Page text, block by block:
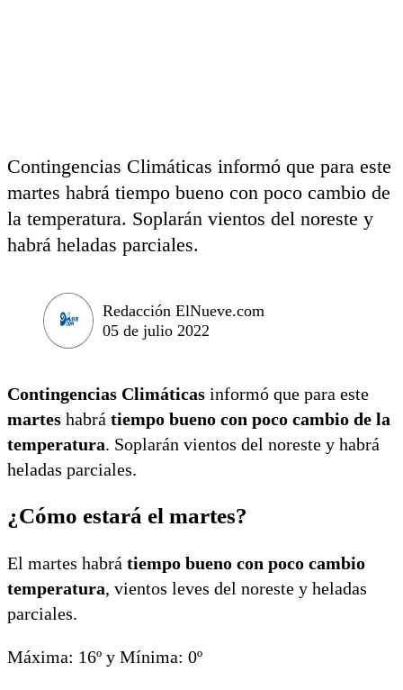
Contingencias Climáticas informó que para este
martes habrá tiempo bueno con poco cambio de
la temperatura. Soplarán vientos del noreste y
habrá heladas parciales.
Redacción ElNueve.com
05 de julio 2022
Contingencias Climáticas informó que para este
martes habrá tiempo bueno con poco cambio de la
temperatura. Soplarán vientos del noreste y habrá
heladas parciales.
¿Cómo estará el martes?
El martes habrá tiempo bueno con poco cambio
temperatura, vientos leves del noreste y heladas
parciales.
Máxima: 16º y Mínima: 0º